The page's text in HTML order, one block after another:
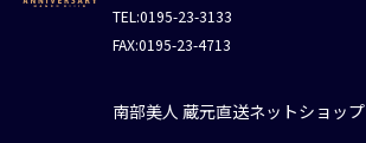
TEL:0195-23-3133
FAX:0195-23-4713
南部美人 蔵元直送ネットショップ